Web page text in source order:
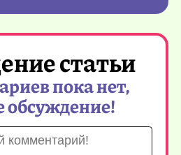
статьи
пока нет,
обсуждение!